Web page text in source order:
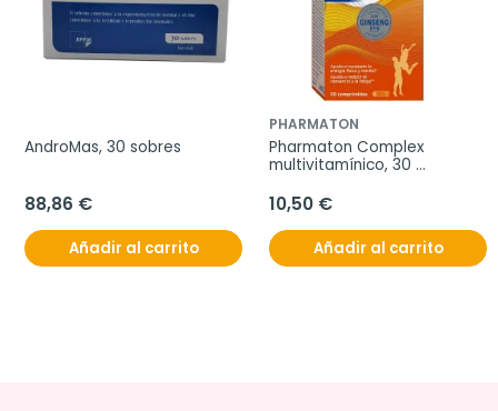
AndroMas, 30 sobres
88,86 €
Añadir al carrito
PHARMATON
Pharmaton Complex
multivitamínico, 30
10,50 €
Añadir al carrito